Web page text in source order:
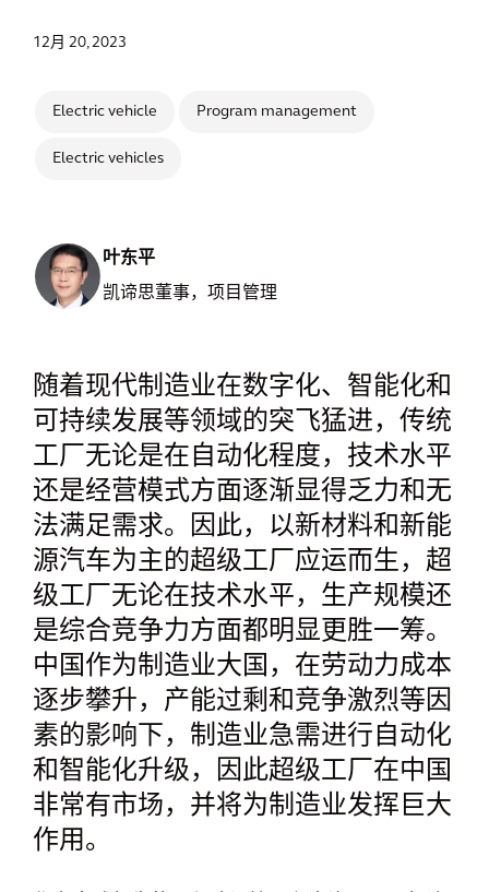
12月 20, 2023
Electric vehicle Program management
Electric vehicles
叶东平
凯谛思董事，项目管理
随着现代制造业在数字化、智能化和
可持续发展等领域的突飞猛进，传统
工厂无论是在自动化程度，技术水平
还是经营模式方面逐渐显得乏力和无
法满足需求。因此，以新材料和新能
源汽车为主的超级工厂应运而生，超
级工厂无论在技术水平，生产规模还
是综合竞争力方面都明显更胜一筹。
中国作为制造业大国，在劳动力成本
逐步攀升，产能过剩和竞争激烈等因
素的影响下，制造业急需进行自动化
和智能化升级，因此超级工厂在中国
非常有市场，并将为制造业发挥巨大
作用。